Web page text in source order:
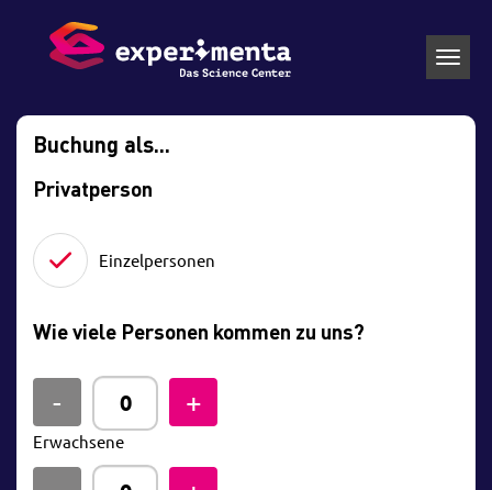
Buchung als...
Privatperson
Einzelpersonen
Wie viele Personen kommen zu uns?
Erwachsene